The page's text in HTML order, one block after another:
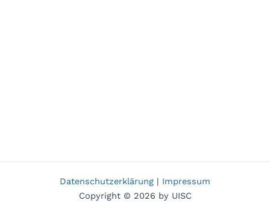
Datenschutzerklärung | Impressum
Copyright © 2026 by UISC